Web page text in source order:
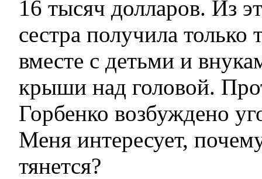
16 тысяч долларов. Из
сестра получила только
вместе с детьми и
крыши над головой.
Горбенко возбуждено
Меня интересует,
тянется?